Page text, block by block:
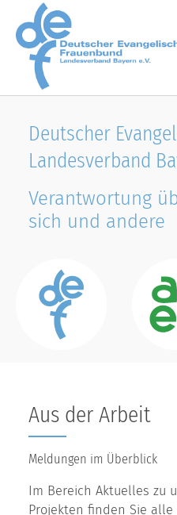
Skip to main content
Deutscher
Landesverband
Verantwortung
sich und andere
Aus der Arbeit
Meldungen im Überblick
Im Bereich Aktuelles zu
Projekten finden Sie